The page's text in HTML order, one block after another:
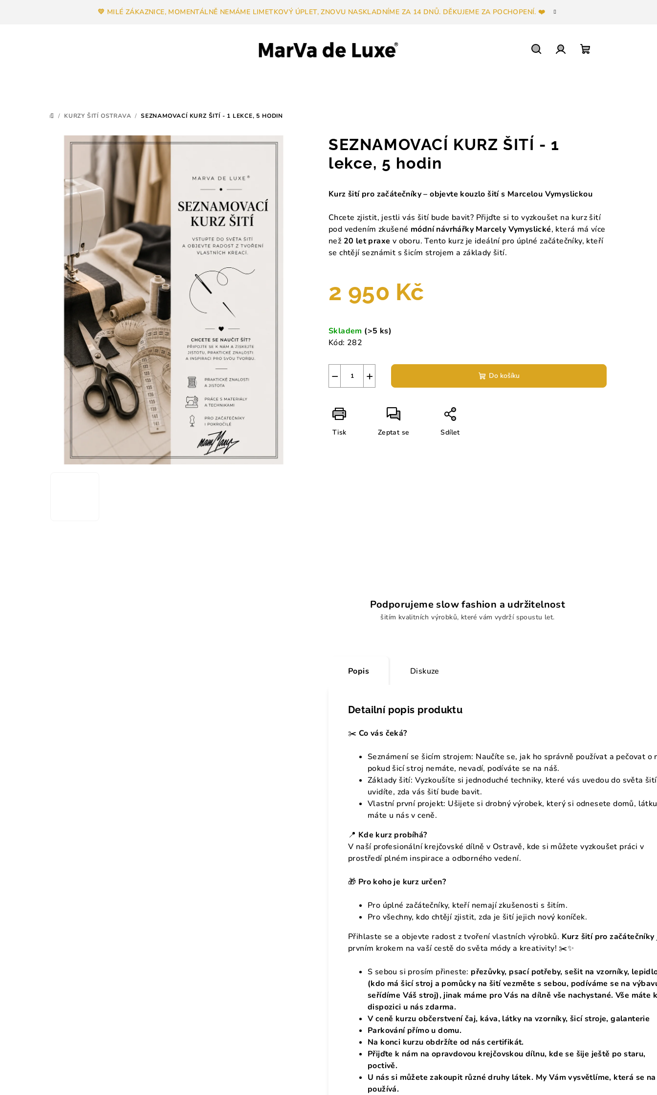
💛 MILÉ ZÁKAZNICE, MOMENTÁLNĚ NEMÁME LIMETKOVÝ ÚPLET, ZNOVU NASKLADNÍME ZA 14 DNŮ. DĚKUJEME ZA POCHOPENÍ. ❤️
DOMŮ
/ KURZY ŠITÍ OSTRAVA / SEZNAMOVACÍ KURZ ŠITÍ - 1 LEKCE, 5 HODIN
SEZNAMOVACÍ KURZ ŠITÍ - 1
lekce, 5 hodin
Kurz šití pro začátečníky – objevte kouzlo šití s Marcelou Vymyslickou
Chcete zjistit, jestli vás šití bude bavit? Přijďte si to vyzkoušet na kurz šití
pod vedením zkušené módní návrhářky Marcely Vymyslické, která má více
než 20 let praxe v oboru. Tento kurz je ideální pro úplné začátečníky, kteří
se chtějí seznámit s šicím strojem a základy šití.
2 950 Kč
cena:
Skladem (>5 ks)
Kód: 282
+
− Do košíku
Tisk Zeptat se Sdílet
Podporujeme slow fashion a udržitelnost
šitím kvalitních výrobků, které vám vydrží spoustu let.
Popis Diskuze
Detailní popis produktu
✂️ Co vás čeká?
Seznámení se šicím strojem: Naučíte se, jak ho správně používat a pečovat o
pokud šicí stroj nemáte, nevadí, podíváte se na náš.
Základy šití: Vyzkoušíte si jednoduché techniky, které vás uvedou do světa
uvidíte, zda vás šití bude bavit.
Vlastní první projekt: Ušijete si drobný výrobek, který si odnesete domů, látku
máte u nás v ceně.
📍 Kde kurz probíhá?
V naší profesionální krejčovské dílně v Ostravě, kde si můžete vyzkoušet práci v
prostředí plném inspirace a odborného vedení.
🎁 Pro koho je kurz určen?
Pro úplné začátečníky, kteří nemají zkušenosti s šitím.
Pro všechny, kdo chtějí zjistit, zda je šití jejich nový koníček.
Přihlaste se a objevte radost z tvoření vlastních výrobků. Kurz šití pro začátečníky
prvním krokem na vaší cestě do světa módy a kreativity! ✂️✨
S sebou si prosím přineste: přezůvky, psací potřeby, sešit na vzorníky,
(kdo má šicí stroj a pomůcky na šití vezměte s sebou, podíváme se na
seřídíme Váš stroj), jinak máme pro Vás na dílně vše nachystané. Vše máte k
dispozici u nás zdarma.
V ceně kurzu občerstvení čaj, káva, látky na vzorníky, šicí stroje, galanterie
Parkování přímo u domu.
Na konci kurzu obdržíte od nás certifikát.
Přijďte k nám na opravdovou krejčovskou dílnu, kde se šije ještě po staru,
poctivě.
U nás si můžete zakoupit různé druhy látek. My Vám vysvětlíme, která se
používá.